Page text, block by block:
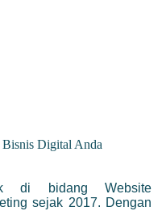
di bidang Website
sejak 2017. Dengan